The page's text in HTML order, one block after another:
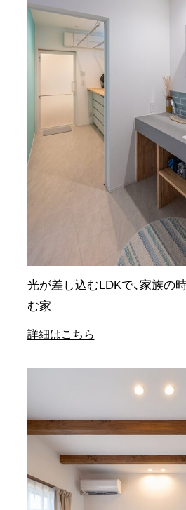
光が差し込むLDKで、家族の
む家
詳細はこちら